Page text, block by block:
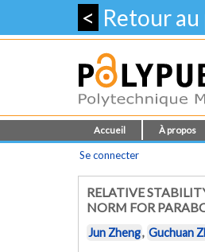
< Retour
Accueil À propos
Se connecter
RELATIVE
NORM FOR
Jun Zheng, Guchuan